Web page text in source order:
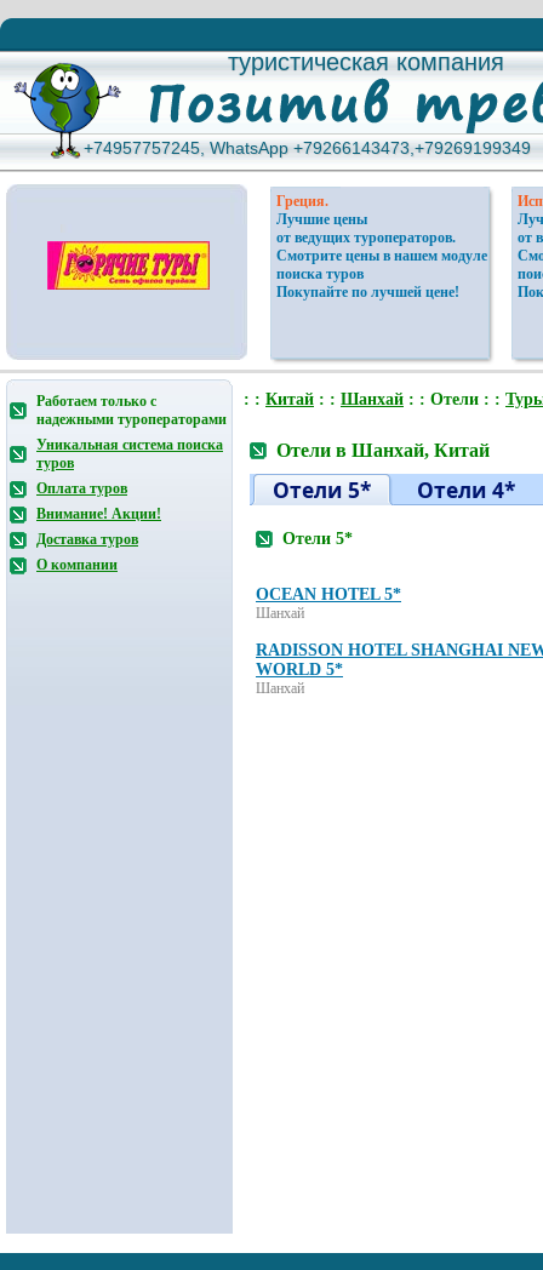
туристическая компания
туристическая компания
+74957757245, WhatsApp +79266143473,+79269199349
+74957757245, WhatsApp +79266143473,+79269199349
Греция.
Лучшие цены
от ведущих туроператоров.
Смотрите цены в нашем модуле
поиска туров
Покупайте по лучшей цене!
от
Работаем только с
надежными туроператорами
Уникальная система поиска
туров
Оплата туров
Внимание! Акции!
Доставка туров
О компании
: : Китай : : Шанхай : : Отели : :
Отели в Шанхай, Китай
Отели 5* Отели 4*
Отели 5*
OCEAN HOTEL 5*
Шанхай
RADISSON HOTEL SHANGHAI
WORLD 5*
Шанхай